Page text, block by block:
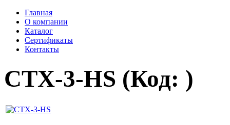
Главная
О компании
Каталог
Сертификаты
Контакты
CTX-3-HS (Код: )